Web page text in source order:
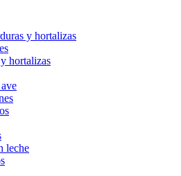
y hortalizas
hortalizas
leche